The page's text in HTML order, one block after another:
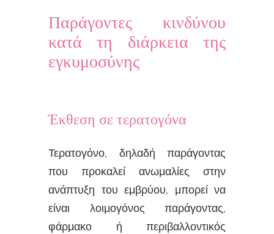
Παράγοντες κινδύνου
κατά τη διάρκεια της
εγκυμοσύνης
Έκθεση σε τερατογόνα
Τερατογόνο, δηλαδή παράγοντας
που προκαλεί ανωμαλίες στην
ανάπτυξη του εμβρύου, μπορεί να
είναι λοιμογόνος παράγοντας,
φάρμακο ή περιβαλλοντικός